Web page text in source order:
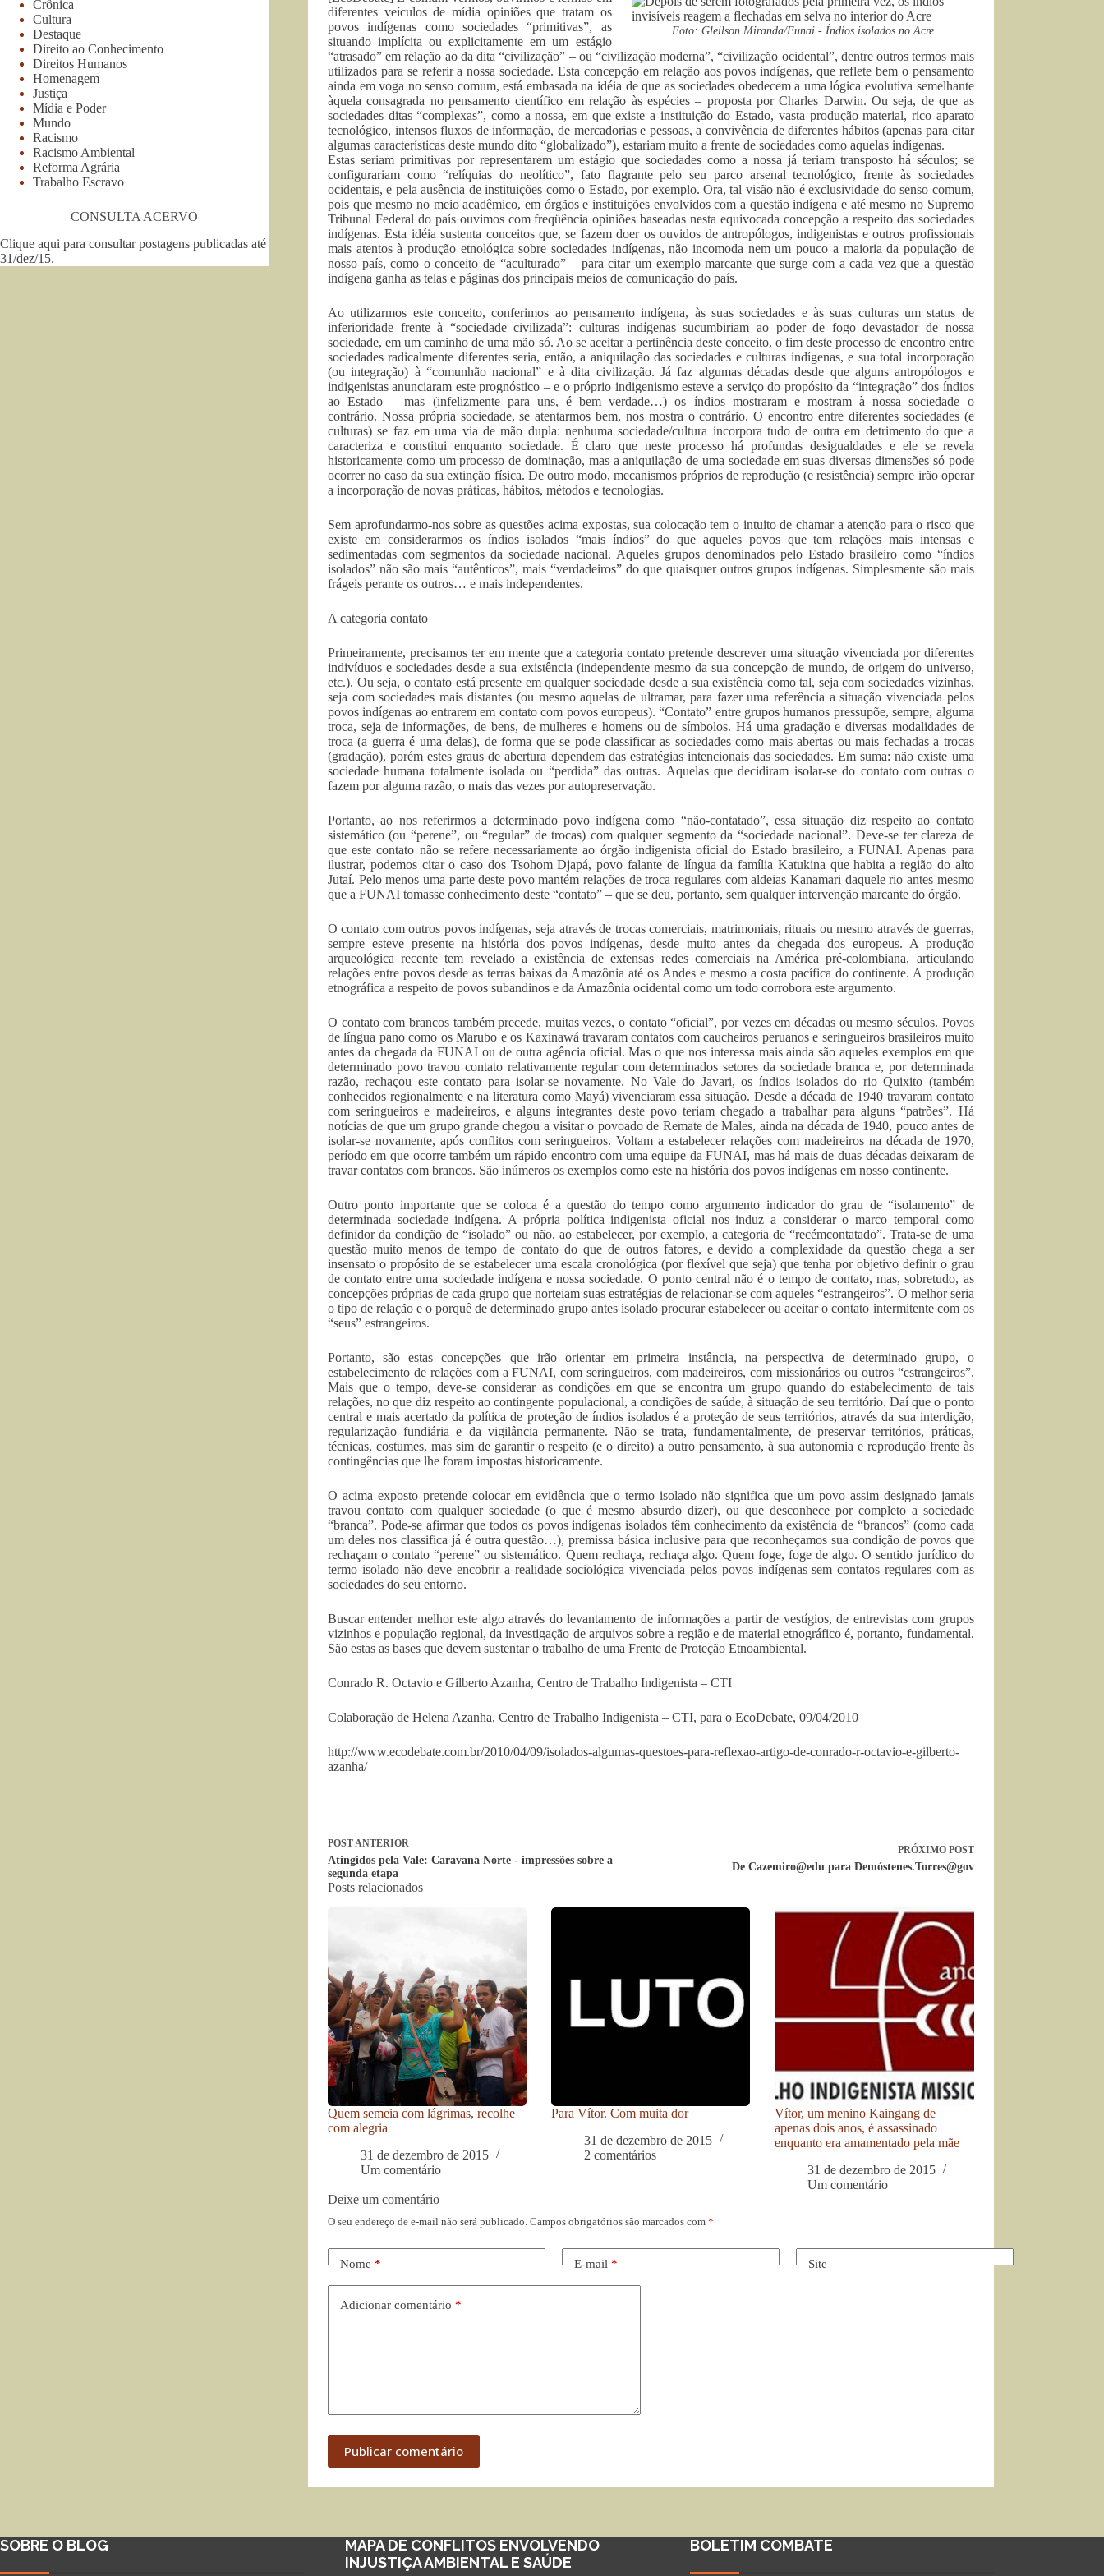
Foto: Gleilson Miranda/Funai - Índios isolados no Acre
diferentes veículos de mídia opiniões que tratam os
povos indígenas como sociedades “primitivas”, as
situando implícita ou explicitamente em um estágio
“atrasado” em relação ao da dita “civilização” – ou “civilização moderna”, “civilização ocidental”, dentre outros termos mais
utilizados para se referir a nossa sociedade. Esta concepção em relação aos povos indígenas, que reflete bem o pensamento
ainda em voga no senso comum, está embasada na idéia de que as sociedades obedecem a uma lógica evolutiva semelhante
àquela consagrada no pensamento científico em relação às espécies – proposta por Charles Darwin. Ou seja, de que as
sociedades ditas “complexas”, como a nossa, em que existe a instituição do Estado, vasta produção material, rico aparato
tecnológico, intensos fluxos de informação, de mercadorias e pessoas, a convivência de diferentes hábitos (apenas para citar
algumas características deste mundo dito “globalizado”), estariam muito a frente de sociedades como aquelas indígenas.
Estas seriam primitivas por representarem um estágio que sociedades como a nossa já teriam transposto há séculos; se
configurariam como “relíquias do neolítico”, fato flagrante pelo seu parco arsenal tecnológico, frente às sociedades
ocidentais, e pela ausência de instituições como o Estado, por exemplo. Ora, tal visão não é exclusividade do senso comum,
pois que mesmo no meio acadêmico, em órgãos e instituições envolvidos com a questão indígena e até mesmo no Supremo
Tribunal Federal do país ouvimos com freqüência opiniões baseadas nesta equivocada concepção a respeito das sociedades
indígenas. Esta idéia sustenta conceitos que, se fazem doer os ouvidos de antropólogos, indigenistas e outros profissionais
mais atentos à produção etnológica sobre sociedades indígenas, não incomoda nem um pouco a maioria da população de
nosso país, como o conceito de “aculturado” – para citar um exemplo marcante que surge com a cada vez que a questão
indígena ganha as telas e páginas dos principais meios de comunicação do país.
Ao utilizarmos este conceito, conferimos ao pensamento indígena, às suas sociedades e às suas culturas um status de
inferioridade frente à “sociedade civilizada”: culturas indígenas sucumbiriam ao poder de fogo devastador de nossa
sociedade, em um caminho de uma mão só. Ao se aceitar a pertinência deste conceito, o fim deste processo de encontro entre
sociedades radicalmente diferentes seria, então, a aniquilação das sociedades e culturas indígenas, e sua total incorporação
(ou integração) à “comunhão nacional” e à dita civilização. Já faz algumas décadas desde que alguns antropólogos e
indigenistas anunciaram este prognóstico – e o próprio indigenismo esteve a serviço do propósito da “integração” dos índios
ao Estado – mas (infelizmente para uns, é bem verdade…) os índios mostraram e mostram à nossa sociedade o
contrário. Nossa própria sociedade, se atentarmos bem, nos mostra o contrário. O encontro entre diferentes sociedades (e
culturas) se faz em uma via de mão dupla: nenhuma sociedade/cultura incorpora tudo de outra em detrimento do que a
caracteriza e constitui enquanto sociedade. É claro que neste processo há profundas desigualdades e ele se revela
historicamente como um processo de dominação, mas a aniquilação de uma sociedade em suas diversas dimensões só pode
ocorrer no caso da sua extinção física. De outro modo, mecanismos próprios de reprodução (e resistência) sempre irão operar
a incorporação de novas práticas, hábitos, métodos e tecnologias.
Sem aprofundarmo-nos sobre as questões acima expostas, sua colocação tem o intuito de chamar a atenção para o risco que
existe em considerarmos os índios isolados “mais índios” do que aqueles povos que tem relações mais intensas e
sedimentadas com segmentos da sociedade nacional. Aqueles grupos denominados pelo Estado brasileiro como “índios
isolados” não são mais “autênticos”, mais “verdadeiros” do que quaisquer outros grupos indígenas. Simplesmente são mais
frágeis perante os outros… e mais independentes.
A categoria contato
Primeiramente, precisamos ter em mente que a categoria contato pretende descrever uma situação vivenciada por diferentes
indivíduos e sociedades desde a sua existência (independente mesmo da sua concepção de mundo, de origem do universo,
etc.). Ou seja, o contato está presente em qualquer sociedade desde a sua existência como tal, seja com sociedades vizinhas,
seja com sociedades mais distantes (ou mesmo aquelas de ultramar, para fazer uma referência a situação vivenciada pelos
povos indígenas ao entrarem em contato com povos europeus). “Contato” entre grupos humanos pressupõe, sempre, alguma
troca, seja de informações, de bens, de mulheres e homens ou de símbolos. Há uma gradação e diversas modalidades de
troca (a guerra é uma delas), de forma que se pode classificar as sociedades como mais abertas ou mais fechadas a trocas
(gradação), porém estes graus de abertura dependem das estratégias intencionais das sociedades. Em suma: não existe uma
sociedade humana totalmente isolada ou “perdida” das outras. Aquelas que decidiram isolar-se do contato com outras o
fazem por alguma razão, o mais das vezes por autopreservação.
Portanto, ao nos referirmos a determinado povo indígena como “não-contatado”, essa situação diz respeito ao contato
sistemático (ou “perene”, ou “regular” de trocas) com qualquer segmento da “sociedade nacional”. Deve-se ter clareza de
que este contato não se refere necessariamente ao órgão indigenista oficial do Estado brasileiro, a FUNAI. Apenas para
ilustrar, podemos citar o caso dos Tsohom Djapá, povo falante de língua da família Katukina que habita a região do alto
Jutaí. Pelo menos uma parte deste povo mantém relações de troca regulares com aldeias Kanamari daquele rio antes mesmo
que a FUNAI tomasse conhecimento deste “contato” – que se deu, portanto, sem qualquer intervenção marcante do órgão.
O contato com outros povos indígenas, seja através de trocas comerciais, matrimoniais, rituais ou mesmo através de guerras,
sempre esteve presente na história dos povos indígenas, desde muito antes da chegada dos europeus. A produção
arqueológica recente tem revelado a existência de extensas redes comerciais na América pré-colombiana, articulando
relações entre povos desde as terras baixas da Amazônia até os Andes e mesmo a costa pacífica do continente. A produção
etnográfica a respeito de povos subandinos e da Amazônia ocidental como um todo corrobora este argumento.
O contato com brancos também precede, muitas vezes, o contato “oficial”, por vezes em décadas ou mesmo séculos. Povos
de língua pano como os Marubo e os Kaxinawá travaram contatos com caucheiros peruanos e seringueiros brasileiros muito
antes da chegada da FUNAI ou de outra agência oficial. Mas o que nos interessa mais ainda são aqueles exemplos em que
determinado povo travou contato relativamente regular com determinados setores da sociedade branca e, por determinada
razão, rechaçou este contato para isolar-se novamente. No Vale do Javari, os índios isolados do rio Quixito (também
conhecidos regionalmente e na literatura como Mayá) vivenciaram essa situação. Desde a década de 1940 travaram contato
com seringueiros e madeireiros, e alguns integrantes deste povo teriam chegado a trabalhar para alguns “patrões”. Há
notícias de que um grupo grande chegou a visitar o povoado de Remate de Males, ainda na década de 1940, pouco antes de
isolar-se novamente, após conflitos com seringueiros. Voltam a estabelecer relações com madeireiros na década de 1970,
período em que ocorre também um rápido encontro com uma equipe da FUNAI, mas há mais de duas décadas deixaram de
travar contatos com brancos. São inúmeros os exemplos como este na história dos povos indígenas em nosso continente.
Outro ponto importante que se coloca é a questão do tempo como argumento indicador do grau de “isolamento” de
determinada sociedade indígena. A própria política indigenista oficial nos induz a considerar o marco temporal como
definidor da condição de “isolado” ou não, ao estabelecer, por exemplo, a categoria de “recémcontatado”. Trata-se de uma
questão muito menos de tempo de contato do que de outros fatores, e devido a complexidade da questão chega a ser
insensato o propósito de se estabelecer uma escala cronológica (por flexível que seja) que tenha por objetivo definir o grau
de contato entre uma sociedade indígena e nossa sociedade. O ponto central não é o tempo de contato, mas, sobretudo, as
concepções próprias de cada grupo que norteiam suas estratégias de relacionar-se com aqueles “estrangeiros”. O melhor seria
o tipo de relação e o porquê de determinado grupo antes isolado procurar estabelecer ou aceitar o contato intermitente com os
“seus” estrangeiros.
Portanto, são estas concepções que irão orientar em primeira instância, na perspectiva de determinado grupo, o
estabelecimento de relações com a FUNAI, com seringueiros, com madeireiros, com missionários ou outros “estrangeiros”.
Mais que o tempo, deve-se considerar as condições em que se encontra um grupo quando do estabelecimento de tais
relações, no que diz respeito ao contingente populacional, a condições de saúde, à situação de seu território. Daí que o ponto
central e mais acertado da política de proteção de índios isolados é a proteção de seus territórios, através da sua interdição,
regularização fundiária e da vigilância permanente. Não se trata, fundamentalmente, de preservar territórios, práticas,
técnicas, costumes, mas sim de garantir o respeito (e o direito) a outro pensamento, à sua autonomia e reprodução frente às
contingências que lhe foram impostas historicamente.
O acima exposto pretende colocar em evidência que o termo isolado não significa que um povo assim designado jamais
travou contato com qualquer sociedade (o que é mesmo absurdo dizer), ou que desconhece por completo a sociedade
“branca”. Pode-se afirmar que todos os povos indígenas isolados têm conhecimento da existência de “brancos” (como cada
um deles nos classifica já é outra questão…), premissa básica inclusive para que reconheçamos sua condição de povos que
rechaçam o contato “perene” ou sistemático. Quem rechaça, rechaça algo. Quem foge, foge de algo. O sentido jurídico do
termo isolado não deve encobrir a realidade sociológica vivenciada pelos povos indígenas sem contatos regulares com as
sociedades do seu entorno.
Buscar entender melhor este algo através do levantamento de informações a partir de vestígios, de entrevistas com grupos
vizinhos e população regional, da investigação de arquivos sobre a região e de material etnográfico é, portanto, fundamental.
São estas as bases que devem sustentar o trabalho de uma Frente de Proteção Etnoambiental.
Conrado R. Octavio e Gilberto Azanha, Centro de Trabalho Indigenista – CTI
Colaboração de Helena Azanha, Centro de Trabalho Indigenista – CTI, para o EcoDebate, 09/04/2010
http://www.ecodebate.com.br/2010/04/09/isolados-algumas-questoes-para-reflexao-artigo-de-conrado-r-octavio-e-gilberto-
azanha/
POSTANTERIOR
Atingidos pela Vale: Caravana Norte - impressões sobre a
segunda etapa
PRÓXIMO POST
De Cazemiro@edu para Demóstenes.Torres@gov
Posts relacionados
Quem semeia com lágrimas, recolhe
com alegria
31 de dezembro de 2015
Um comentário
Para Vítor. Com muita dor
31 de dezembro de 2015
2 comentários
Vítor, um menino Kaingang de
apenas dois anos, é assassinado
enquanto era amamentado pela mãe
31 de dezembro de 2015
Um comentário
Deixe um comentário
O seu endereço de e-mail não será publicado. Campos obrigatórios são marcados com *
Nome* E-mail* Site
Adicionar comentário *
Publicar comentário
Crônica
Cultura
Destaque
Direito ao Conhecimento
Direitos Humanos
Homenagem
Justiça
Mídia e Poder
Mundo
Racismo
Racismo Ambiental
Reforma Agrária
Trabalho Escravo
CONSULTA ACERVO
Clique aqui para consultar postagens publicadas até
31/dez/15.
SOBRE O BLOG
MAPA DE CONFLITOS ENVOLVENDO
INJUSTIÇA AMBIENTAL E SAÚDE
BOLETIM COMBATE